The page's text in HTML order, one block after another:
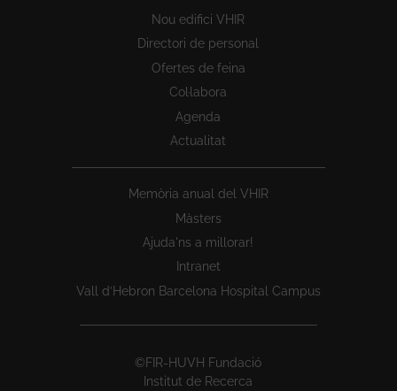
Nou edifici VHIR
Directori de personal
Ofertes de feina
Col·labora
Agenda
Actualitat
Memòria anual del VHIR
Màsters
Ajuda'ns a millorar!
Intranet
Vall d’Hebron Barcelona Hospital Campus
©FIR-HUVH Fundació
Institut de Recerca